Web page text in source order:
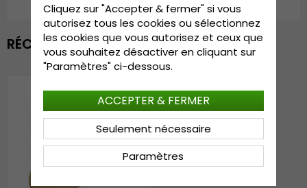
RÉCEMMENT VU
Cliquez sur "Accepter & fermer" si vous
autorisez tous les cookies ou sélectionnez
les cookies que vous autorisez et ceux que
vous souhaitez désactiver en cliquant sur
"Paramètres" ci-dessous.
Paramètres
Seulement nécessaire
ACCEPTER & FERMER